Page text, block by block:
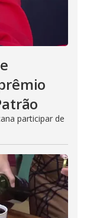
participar de